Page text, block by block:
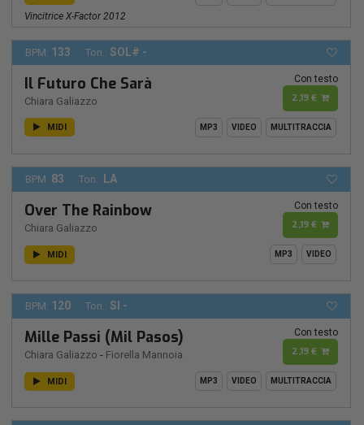
Vincitrice X-Factor 2012
BPM: 133 Ton.: SOL# -
Il Futuro Che Sarà
Chiara Galiazzo
Con testo
2,19 €
MIDI MP3 VIDEO MULTITRACCIA
BPM: 83 Ton.: LA
Over The Rainbow
Chiara Galiazzo
Con testo
2,19 €
MIDI MP3 VIDEO
BPM: 120 Ton.: SI -
Mille Passi (Mil Pasos)
Chiara Galiazzo - Fiorella Mannoia
Con testo
2,19 €
MIDI MP3 VIDEO MULTITRACCIA